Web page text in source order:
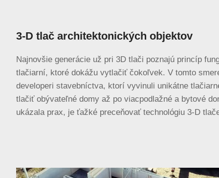
3-D tlač architektonických objektov
Najnovšie generácie už pri 3D tlači poznajú princíp
tlačiarní, ktoré dokážu vytlačiť čokoľvek. V tomto
developeri stavebníctva, ktorí vyvinuli unikátne
tlačiť obývateľné domy až po viacpodlažné a bytové
ukázala prax, je ťažké preceňovať technológiu 3-D